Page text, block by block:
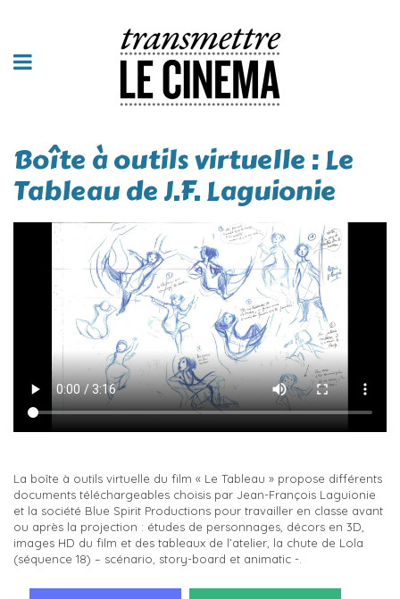
Boîte à outils virtuelle : Le
Tableau de J.F. Laguionie
La boîte à outils virtuelle du film « Le Tableau » propose différents
documents téléchargeables choisis par Jean-François Laguionie
et la société Blue Spirit Productions pour travailler en classe avant
ou après la projection : études de personnages, décors en 3D,
images HD du film et des tableaux de l’atelier, la chute de Lola
(séquence 18) – scénario, story-board et animatic -.